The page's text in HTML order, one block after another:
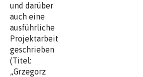
und darüber
auch eine
ausführliche
Projektarbeit
geschrieben
(Titel:
„Grzegorz